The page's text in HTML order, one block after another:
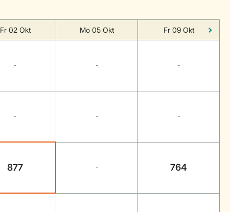
Fr 02 Okt Mo 05 Okt Fr 09 Okt
- - -
- - -
877 - 764